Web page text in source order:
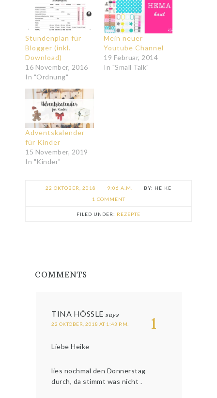
Stundenplan für
Blogger (inkl.
Download)
16 November, 2016
In "Ordnung"
Mein neuer
Youtube Channel
19 Februar, 2014
In "Small Talk"
Adventskalender
für Kinder
15 November, 2019
In "Kinder"
22 OKTOBER, 2018 9:06 A.M.
HEIKE
1 COMMENT
FILED UNDER: REZEPTE
COMMENTS
1
TINA HÖSSLE says
22 OKTOBER, 2018 AT 1:43 P.M.
Liebe Heike
lies nochmal den Donnerstag
durch, da stimmt was nicht .